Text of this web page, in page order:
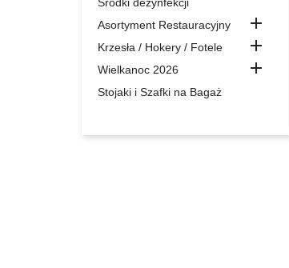
Asortyment Restauracyjny

Krzesła / Hokery / Fotele 
Wielkanoc 2026 
Stojaki i Szafki na Bagaż